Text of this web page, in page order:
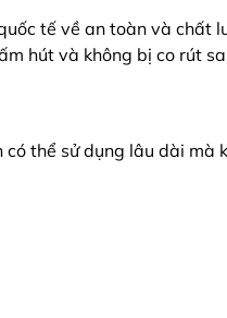
tế về an toàn và chất
hút và không bị co rút
thể sử dụng lâu dài mà